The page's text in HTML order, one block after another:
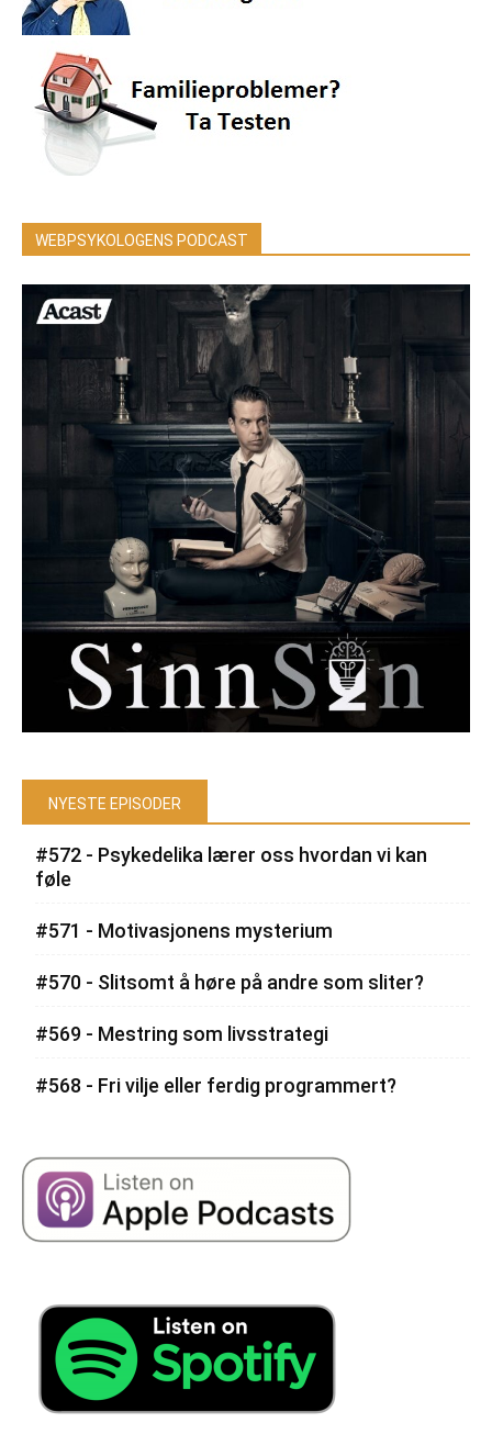
WEBPSYKOLOGENS PODCAST
NYESTE EPISODER
#572 - Psykedelika lærer oss hvordan vi kan
føle
#571 - Motivasjonens mysterium
#570 - Slitsomt å høre på andre som sliter?
#569 - Mestring som livsstrategi
#568 - Fri vilje eller ferdig programmert?